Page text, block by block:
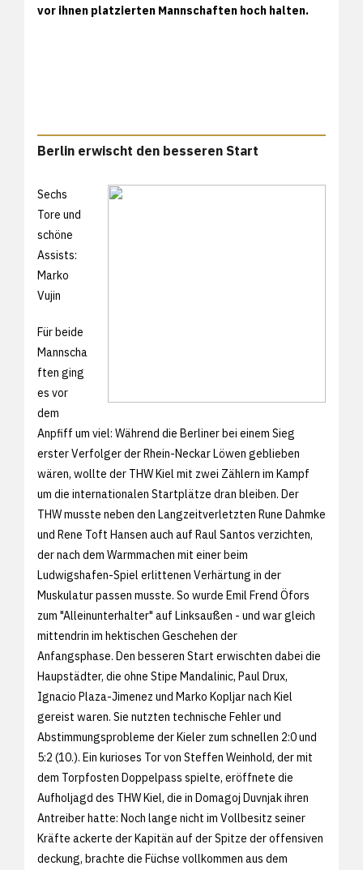
vor ihnen platzierten Mannschaften hoch halten.
Berlin erwischt den besseren Start
Sechs
Tore und
schöne
Assists:
Marko
Vujin
Für beide
Mannscha
ften ging
es vor
dem
Anpfiff um viel: Während die Berliner bei einem Sieg
erster Verfolger der Rhein-Neckar Löwen geblieben
wären, wollte der THW Kiel mit zwei Zählern im Kampf
um die internationalen Startplätze dran bleiben. Der
THW musste neben den Langzeitverletzten Rune Dahmke
und Rene Toft Hansen auch auf Raul Santos verzichten,
der nach dem Warmmachen mit einer beim
Ludwigshafen-Spiel erlittenen Verhärtung in der
Muskulatur passen musste. So wurde Emil Frend Öfors
zum "Alleinunterhalter" auf Linksaußen - und war gleich
mittendrin im hektischen Geschehen der
Anfangsphase. Den besseren Start erwischten dabei die
Haupstädter, die ohne Stipe Mandalinic, Paul Drux,
Ignacio Plaza-Jimenez und Marko Kopljar nach Kiel
gereist waren. Sie nutzten technische Fehler und
Abstimmungsprobleme der Kieler zum schnellen 2:0 und
5:2 (10.). Ein kurioses Tor von Steffen Weinhold, der mit
dem Torpfosten Doppelpass spielte, eröffnete die
Aufholjagd des THW Kiel, die in Domagoj Duvnjak ihren
Antreiber hatte: Noch lange nicht im Vollbesitz seiner
Kräfte ackerte der Kapitän auf der Spitze der offensiven
deckung, brachte die Füchse vollkommen aus dem